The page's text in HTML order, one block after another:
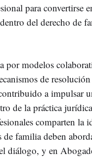
para convertirse
del derecho de
por modelos
de
a impulsar
de la práctica
comparten la
familia deben
diálogo, y en